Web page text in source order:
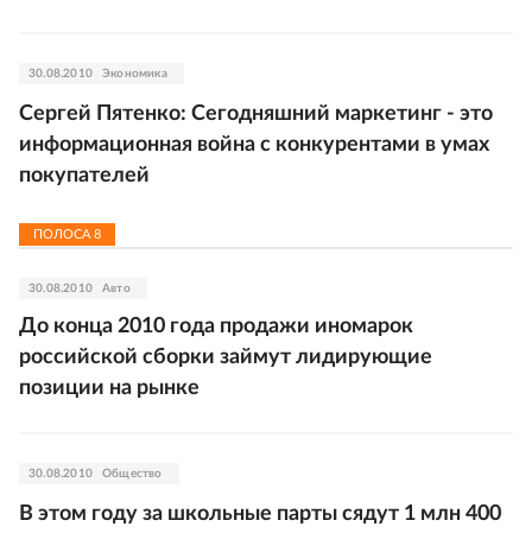
30.08.2010 Экономика
Сергей Пятенко: Сегодняшний маркетинг - это
информационная война с конкурентами в умах
покупателей
ПОЛОСА 8
30.08.2010 Авто
До конца 2010 года продажи иномарок
российской сборки займут лидирующие
позиции на рынке
30.08.2010 Общество
В этом году за школьные парты сядут 1 млн 400